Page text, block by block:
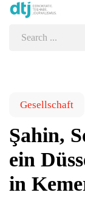
Gesellschaft
Şahin,
ein
in